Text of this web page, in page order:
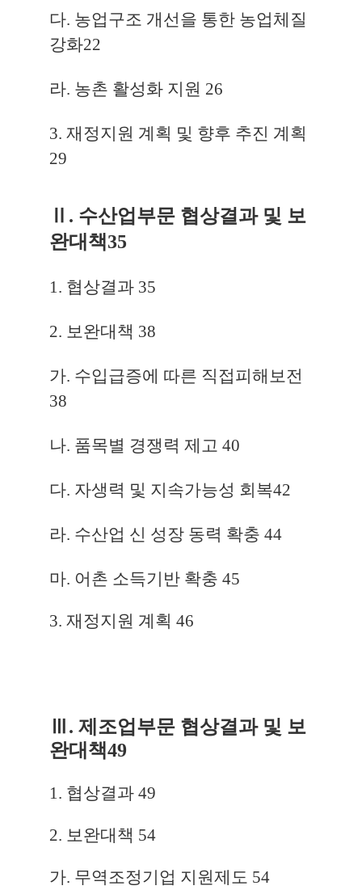
다. 농업구조 개선을 통한 농업체질
강화22
라. 농촌 활성화 지원 26
3. 재정지원 계획 및 향후 추진 계획
29
Ⅱ. 수산업부문 협상결과 및 보
완대책 35
1. 협상결과 35
2. 보완대책 38
가. 수입급증에 따른 직접피해보전
38
나. 품목별 경쟁력 제고40
다. 자생력 및 지속가능성 회복42
라. 수산업 신 성장 동력 확충44
마. 어촌 소득기반 확충45
3. 재정지원 계획46
Ⅲ. 제조업부문 협상결과 및 보
완대책49
1. 협상결과49
2. 보완대책 54
가. 무역조정기업 지원제도 54